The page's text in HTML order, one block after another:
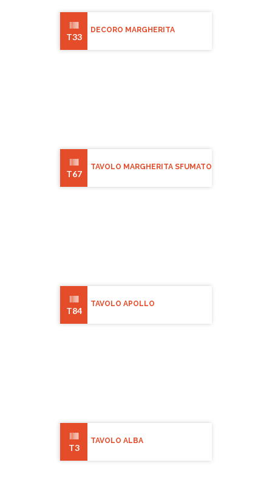
T33
DECORO MARGHERITA
T67
TAVOLO MARGHERITA SFUMATO
T84
TAVOLO APOLLO
T3
TAVOLO ALBA